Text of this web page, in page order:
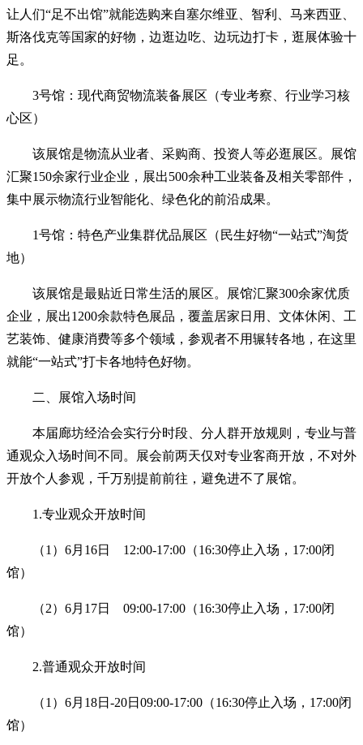
让人们“足不出馆”就能选购来自塞尔维亚、智利、马来西亚、
斯洛伐克等国家的好物，边逛边吃、边玩边打卡，逛展体验十
足。
3号馆：现代商贸物流装备展区（专业考察、行业学习核
心区）
该展馆是物流从业者、采购商、投资人等必逛展区。展馆
汇聚150余家行业企业，展出500余种工业装备及相关零部件，
集中展示物流行业智能化、绿色化的前沿成果。
1号馆：特色产业集群优品展区（民生好物“一站式”淘货
地）
该展馆是最贴近日常生活的展区。展馆汇聚300余家优质
企业，展出1200余款特色展品，覆盖居家日用、文体休闲、工
艺装饰、健康消费等多个领域，参观者不用辗转各地，在这里
就能“一站式”打卡各地特色好物。
二、展馆入场时间
本届廊坊经洽会实行分时段、分人群开放规则，专业与普
通观众入场时间不同。展会前两天仅对专业客商开放，不对外
开放个人参观，千万别提前前往，避免进不了展馆。
1.专业观众开放时间
（1）6月16日 12:00-17:00（16:30停止入场，17:00闭
馆）
（2）6月17日 09:00-17:00（16:30停止入场，17:00闭
馆）
2.普通观众开放时间
（1）6月18日-20日09:00-17:00（16:30停止入场，17:00闭
馆）